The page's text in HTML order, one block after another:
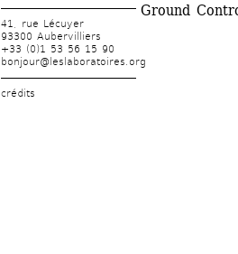
41, rue Lécuyer
93300 Aubervilliers
+33 (0)1 53 56 15 90
bonjour@leslaboratoires.org
crédits
Ground